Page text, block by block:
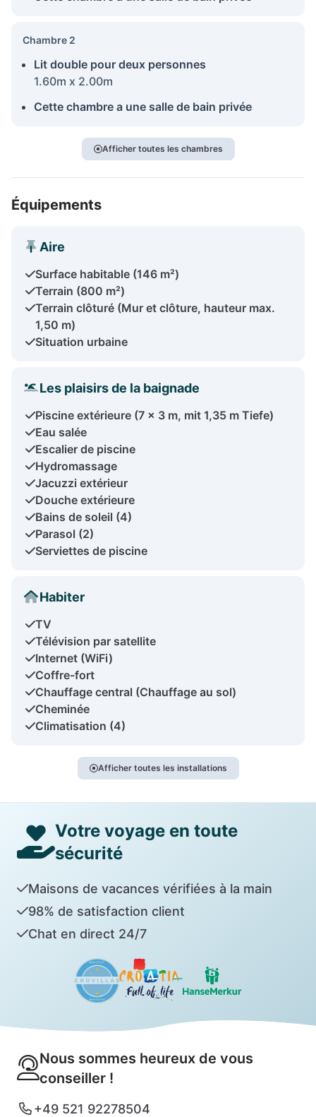
Chambre 2
Lit double pour deux personnes
1.60m x 2.00m
Cette chambre a une salle de bain privée
Afficher toutes les chambres
Équipements
Aire
Surface habitable (146 m²)
Terrain (800 m²)
Terrain clôturé (Mur et clôture, hauteur max.
1,50 m)
Situation urbaine
Les plaisirs de la baignade
Piscine extérieure (7 x 3 m, mit 1,35 m Tiefe)
Eau salée
Escalier de piscine
Hydromassage
Jacuzzi extérieur
Douche extérieure
Bains de soleil (4)
Parasol (2)
Serviettes de piscine
Habiter
TV
Télévision par satellite
Internet (WiFi)
Coffre-fort
Chauffage central (Chauffage au sol)
Cheminée
Climatisation (4)
Afficher toutes les installations
Votre voyage en toute
sécurité
Maisons de vacances vérifiées à la main
98% de satisfaction client
Chat en direct 24/7
Nous sommes heureux de vous
conseiller !
+49 521 92278504